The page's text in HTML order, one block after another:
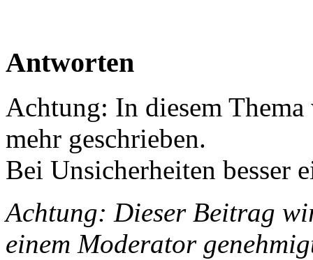
Antworten
Achtung: In diesem
mehr geschrieben.
Bei Unsicherheiten besser
Achtung: Dieser Beitrag
einem Moderator